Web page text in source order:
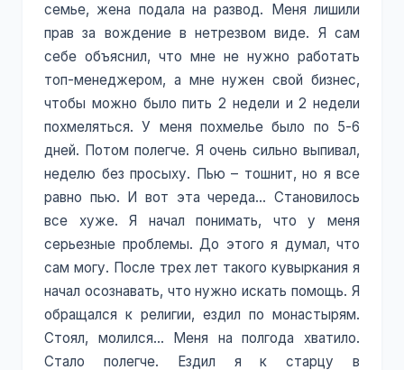
семье, жена подала на развод. Меня лишили
прав за вождение в нетрезвом виде. Я сам
себе объяснил, что мне не нужно работать
топ-менеджером, а мне нужен свой бизнес,
чтобы можно было пить 2 недели и 2 недели
похмеляться. У меня похмелье было по 5-6
дней. Потом полегче. Я очень сильно выпивал,
неделю без просыху. Пью – тошнит, но я все
равно пью. И вот эта череда… Становилось
все хуже. Я начал понимать, что у меня
серьезные проблемы. До этого я думал, что
сам могу. После трех лет такого кувыркания я
начал осознавать, что нужно искать помощь. Я
обращался к религии, ездил по монастырям.
Стоял, молился… Меня на полгода хватило.
Стало полегче. Ездил я к старцу в